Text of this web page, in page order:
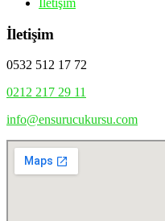
İletişim
0532 512 17 72
0212 217 29 11
info@ensurucukursu.com